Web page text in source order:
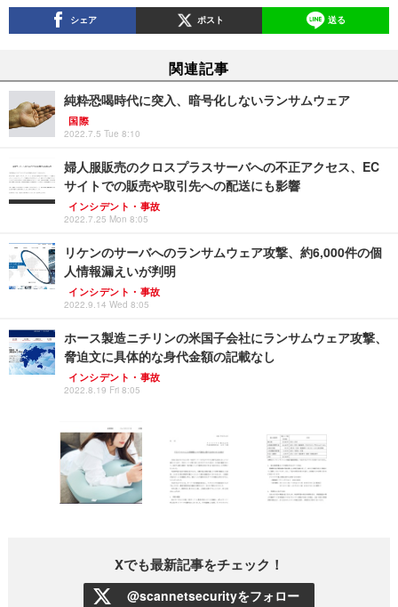
シェア ポスト 送る
関連記事
純粋恐喝時代に突入、暗号化しないランサムウェア
国際
2022.7.5 Tue 8:10
婦人服販売のクロスプラスサーバへの不正アクセス、EC
サイトでの販売や取引先への配送にも影響
インシデント・事故
2022.7.25 Mon 8:05
リケンのサーバへのランサムウェア攻撃、約6,000件の個
人情報漏えいが判明
インシデント・事故
2022.9.14 Wed 8:05
ホース製造ニチリンの米国子会社にランサムウェア攻撃、
脅迫文に具体的な身代金額の記載なし
インシデント・事故
2022.8.19 Fri 8:05
Xでも最新記事をチェック！
@scannetsecurityをフォロー